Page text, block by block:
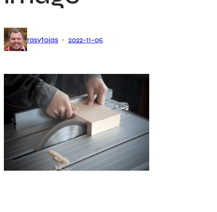
rasytojas · 2022-11-05